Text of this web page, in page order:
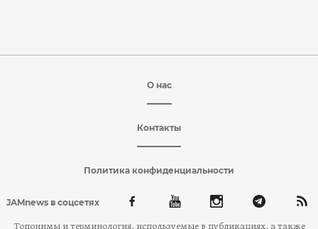
О нас
Контакты
Политика конфиденциальности
JAMnews в соцсетях